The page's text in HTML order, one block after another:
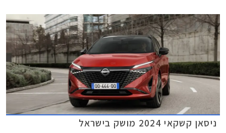
ניסאן קשקאי 2024 מושק בישראל